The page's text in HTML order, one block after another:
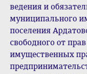
ведения и
муниципального
поселения
свободного от
имущественных